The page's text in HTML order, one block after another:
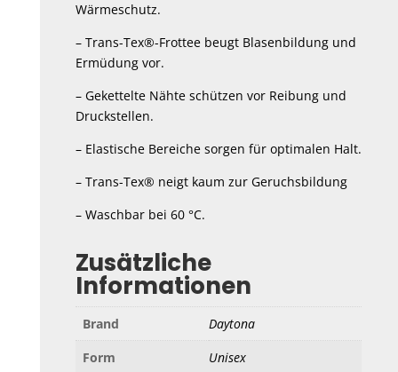
Wärmeschutz.
– Trans-Tex®-Frottee beugt Blasenbildung und
Ermüdung vor.
– Gekettelte Nähte schützen vor Reibung und
Druck­stellen.
– Elastische Bereiche sorgen für optimalen Halt.
– Trans-Tex® neigt kaum zur Geruchsbildung
– Waschbar bei 60 °C.
Zusätzliche
Informationen
Brand
Daytona
Form
Unisex